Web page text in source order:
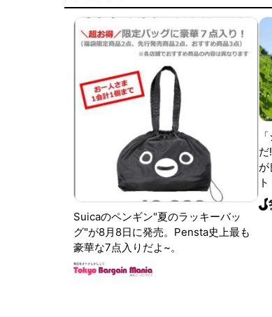
Suicaのペンギン"夏のラッキーバッ
グ"が8月8日に発売。Pensta史上最も
豪華な7点入りだよ~。
だ
ト